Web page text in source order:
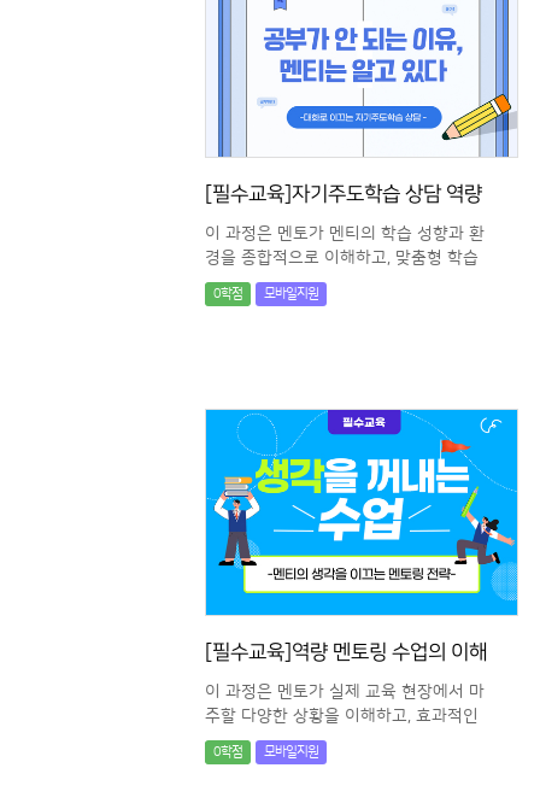
[필수교육]자기주도학습 상담 역량
이 과정은 멘토가 멘티의 학습 성향과 환
경을 종합적으로 이해하고, 맞춤형 학습
상담 역량을 강화하는 프로그램입니다.
학습자의 성향, 동기, 공부 습관 등 다양한
0학점 모바일지원
[필수교육]역량 멘토링 수업의 이해
이 과정은 멘토가 실제 교육 현장에서 마
주할 다양한 상황을 이해하고, 효과적인
수업 운영을 돕습니다.
다양한 콘텐츠를 통해 멘티와의 소통 및
0학점 모바일지원